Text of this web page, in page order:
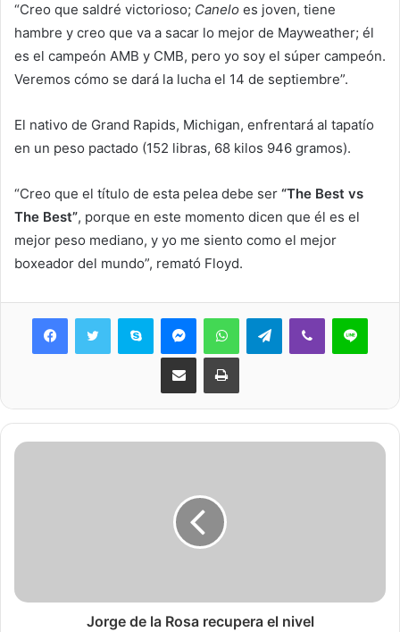
“Creo que saldré victorioso; Canelo es joven, tiene
hambre y creo que va a sacar lo mejor de Mayweather; él
es el campeón AMB y CMB, pero yo soy el súper campeón.
Veremos cómo se dará la lucha el 14 de septiembre”.
El nativo de Grand Rapids, Michigan, enfrentará al tapatío
en un peso pactado (152 libras, 68 kilos 946 gramos).
“Creo que el título de esta pelea debe ser “The Best vs
The Best”, porque en este momento dicen que él es el
mejor peso mediano, y yo me siento como el mejor
boxeador del mundo”, remató Floyd.
Skype MessengerWhatsAppTelegramViber Line
Share via Email Print
Jorge de la Rosa recupera el nivel